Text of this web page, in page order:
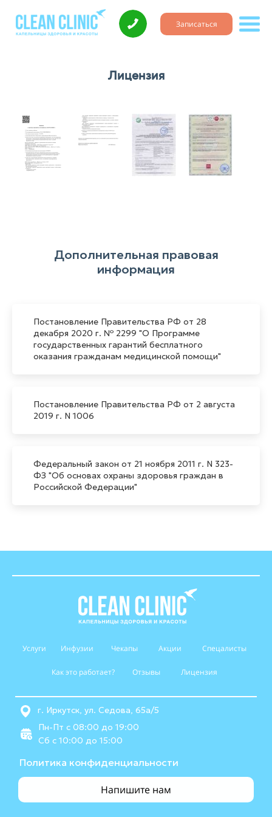
Записаться
Лицензия
Дополнительная правовая
информация
Постановление Правительства РФ от 28
декабря 2020 г. № 2299 "О Программе
государственных гарантий бесплатного
оказания гражданам медицинской помощи"
Постановление Правительства РФ от 2 августа
2019 г. N 1006
Федеральный закон от 21 ноября 2011 г. N 323-
ФЗ "Об основах охраны здоровья граждан в
Российской Федерации"
Услуги Инфузии Чекапы Акции Спецалисты
Как это работает? Отзывы Лицензия
г. Иркутск, ул. Седова, 65а/5
Пн-Пт с 08:00 до 19:00
Cб с 10:00 до 15:00
Политика конфиденциальности
Напишите нам